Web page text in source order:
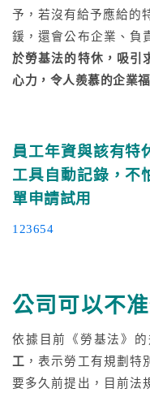
予，若沒有給予應給的
鍰，還會公布企業、負
於勞基法的特休，吸引
心力，令人羨慕的企業
員工年資與該有特
工具自動記錄，不
單申請試用
123654
公司可以不
依據目前《勞基法》的
工 ，表示勞工有規劃特
要多久前提出，目前法